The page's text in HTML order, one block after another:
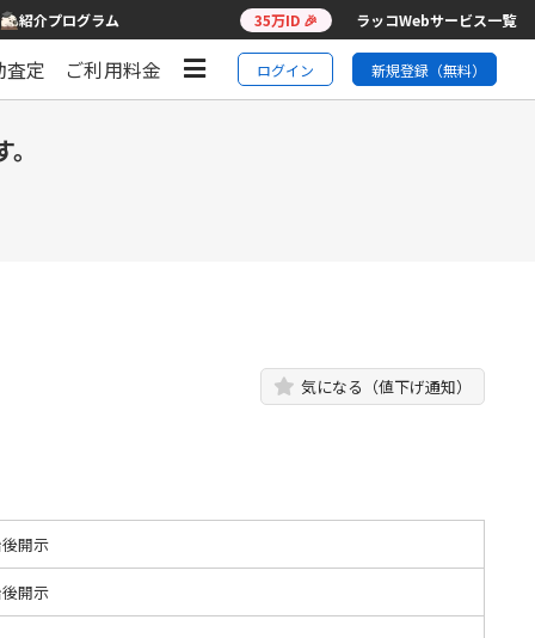
紹介プログラム 35万ID 🎉 ラッコWebサービス一覧
査定 ご利用料金 ログイン 新規登録（無料）
気になる（値下げ通知）
開示
開示